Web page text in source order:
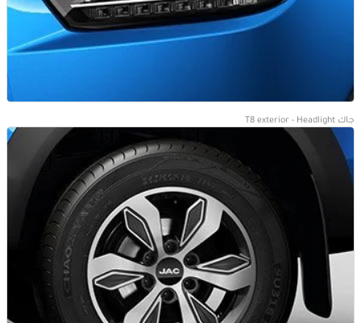
جاك T8 exterior - Headlight